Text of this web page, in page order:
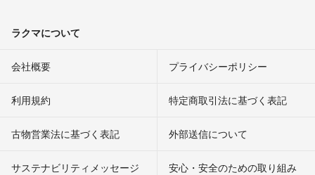
ラクマについて
会社概要 プライバシーポリシー
利用規約 特定商取引法に基づく表記
古物営業法に基づく表記 外部送信について
サステナビリティメッセージ 安心・安全のための取り組み